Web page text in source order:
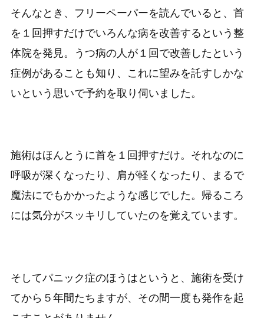
そんなとき、フリーペーパーを読んでいると、首
を１回押すだけでいろんな病を改善するという整
体院を発見。うつ病の人が１回で改善したという
症例があることも知り、これに望みを託すしかな
いという思いで予約を取り伺いました。
施術はほんとうに首を１回押すだけ。それなのに
呼吸が深くなったり、肩が軽くなったり、まるで
魔法にでもかかったような感じでした。帰るころ
には気分がスッキリしていたのを覚えています。
そしてパニック症のほうはというと、施術を受け
てから５年間たちますが、その間一度も発作を起